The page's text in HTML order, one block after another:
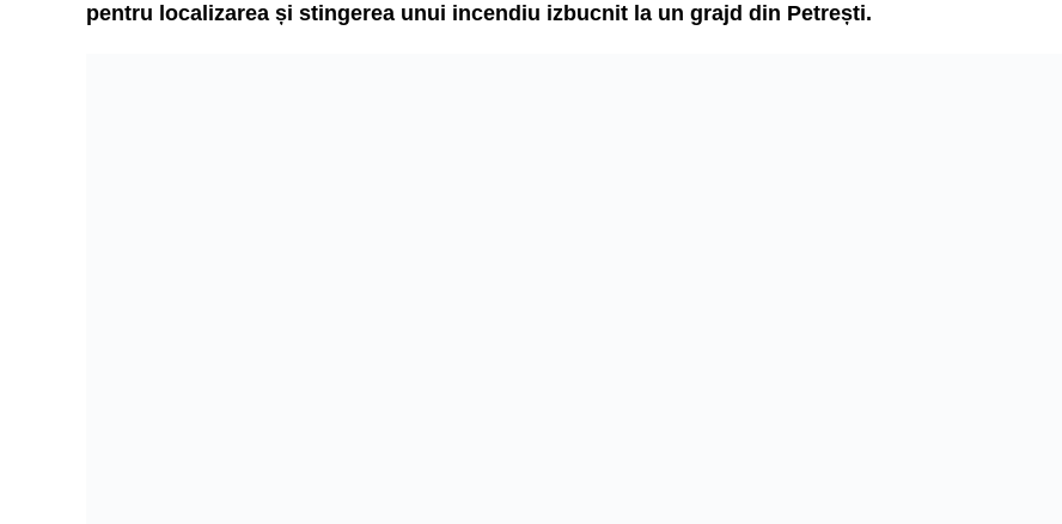
pentru localizarea și stingerea unui incendiu izbucnit la un grajd din Petrești.